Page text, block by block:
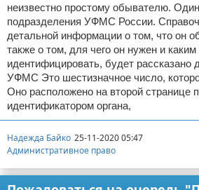
неизвестно простому обывателю.
подразделения УФМС России.
детальной информации о том, что он
также о том, для чего он нужен и
идентифицировать, будет рассказано
УФМС Это шестизначное число,
Оно расположено на второй странице
идентификатором органа,
Надежда Байко 25-11-2020 05:47
Административное право